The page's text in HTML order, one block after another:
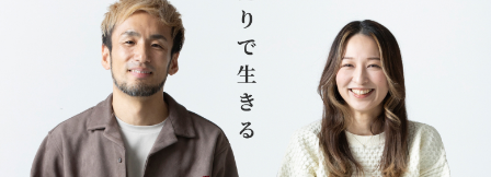
ものがたり一覧
STORY ARCHIVE
コラム一覧
COLUMN ARCHIVE